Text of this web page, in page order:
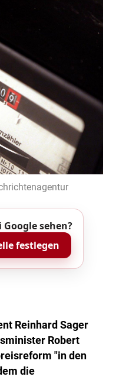
sehen?
festlegen
Reinhard Sager
Robert
"in den
die